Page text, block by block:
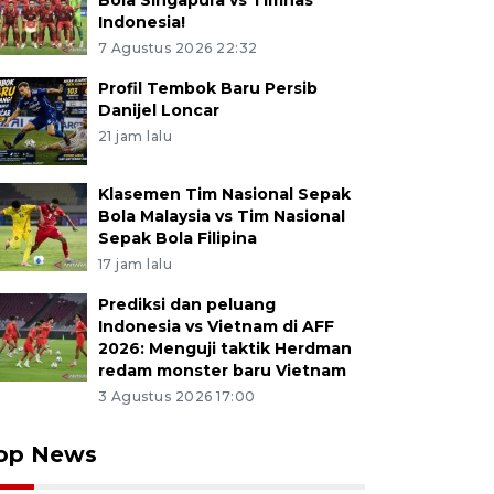
Indonesia!
7 Agustus 2026 22:32
Profil Tembok Baru Persib
Danijel Loncar
21 jam lalu
Klasemen Tim Nasional Sepak
Bola Malaysia vs Tim Nasional
Sepak Bola Filipina
17 jam lalu
Prediksi dan peluang
Indonesia vs Vietnam di AFF
2026: Menguji taktik Herdman
redam monster baru Vietnam
3 Agustus 2026 17:00
News